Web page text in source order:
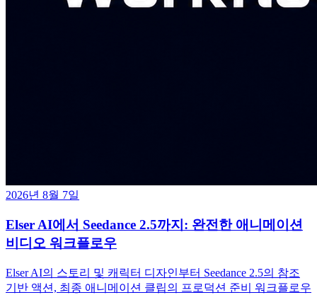
2026년 8월 7일
Elser AI에서 Seedance 2.5까지: 완전한 애니메이션
비디오 워크플로우
Elser AI의 스토리 및 캐릭터 디자인부터 Seedance 2.5의 참조
기반 액션, 최종 애니메이션 클립의 프로덕션 준비 워크플로우